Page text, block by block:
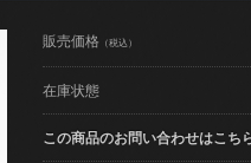
販売価格 （税込）
在庫状態
この商品のお問い合わせはこち